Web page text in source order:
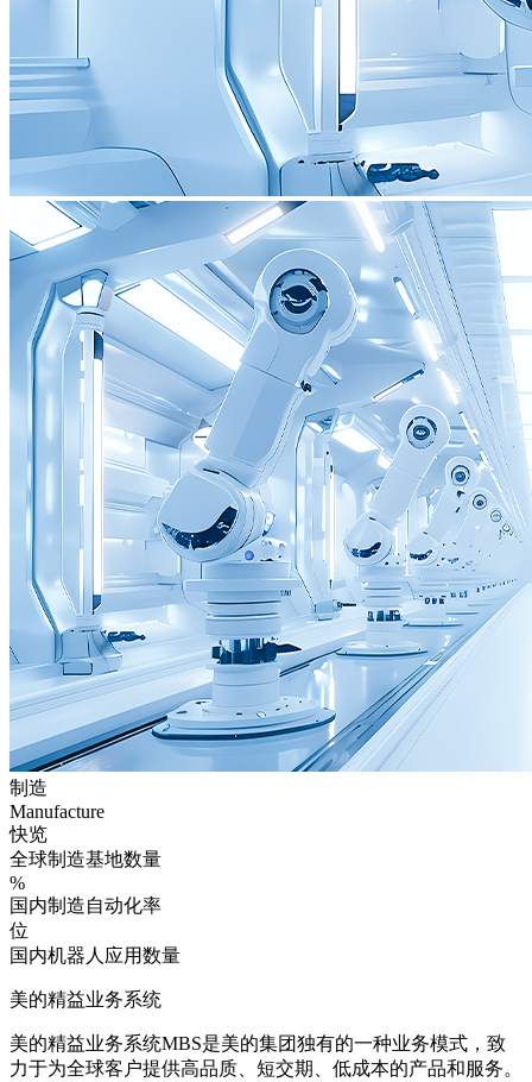
制造
Manufacture
快览
全球制造基地数量
%
国内制造自动化率
位
国内机器人应用数量
美的精益业务系统
美的精益业务系统MBS是美的集团独有的一种业务模式，致
力于为全球客户提供高品质、短交期、低成本的产品和服务。